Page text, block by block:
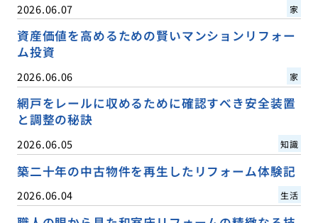
2026.06.07 家
資産価値を高めるための賢いマンションリフォー
ム投資
2026.06.06 家
網戸をレールに収めるために確認すべき安全装置
と調整の秘訣
2026.06.05 知識
築二十年の中古物件を再生したリフォーム体験記
2026.06.04 生活